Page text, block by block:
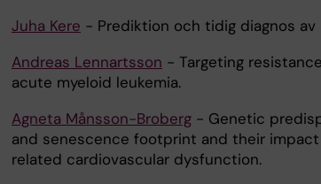
Juha Kere - Prediktion och tidig diagnos
Andreas Lennartsson - Targeting
acute myeloid leukemia.
Agneta Månsson-Broberg - Genetic
and senescence footprint and their
related cardiovascular dysfunction.